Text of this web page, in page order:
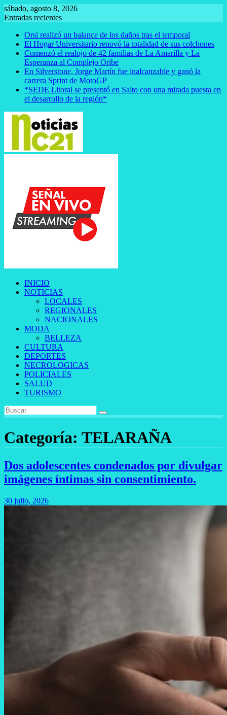
Saltar
al
sábado, agosto 8, 2026
Entradas recientes
Orsi realizó un balance de los daños tras el temporal
El Hogar Universitario renovó la totalidad de sus colchones
Comenzó el realojo de 42 familias de La Amarilla y La
Esperanza al Complejo Oribe
En Silverstone, Jorge Martín fue inalcanzable y ganó la
carrera Sprint de MotoGP
*SEDE Litoral se presentó en Salto con una mirada puesta en
el desarrollo de la región*
INICIO
NOTICIAS
LOCALES
REGIONALES
NACIONALES
MODA
BELLEZA
CULTURA
DEPORTES
NECROLOGICAS
POLICIALES
SALUD
TURISMO
Categoría: TELARAÑA
Dos adolescentes condenados por divulgar
imágenes íntimas sin consentimiento.
30 julio, 2026